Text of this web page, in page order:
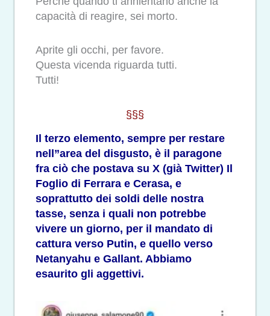
capacità di reagire, sei morto.
Aprite gli occhi, per favore.
Questa vicenda riguarda tutti.
Tutti!
§§§
Il terzo elemento, sempre per restare
nell”area del disgusto, è il paragone
fra ciò che postava su X (già Twitter) Il
Foglio di Ferrara e Cerasa, e
soprattutto dei soldi delle nostra
tasse, senza i quali non potrebbe
vivere un giorno, per il mandato di
cattura verso Putin, e quello verso
Netanyahu e Gallant. Abbiamo
esaurito gli aggettivi.